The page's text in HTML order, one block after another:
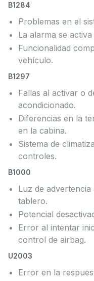
B1284
Problemas en el
La alarma se
Funcionalidad
vehículo.
B1297
Fallas al activar o
acondicionado.
Diferencias en la
en la cabina.
Sistema de
controles.
B1000
Luz de advertencia
tablero.
Potencial
Error al intentar
control de airbag.
U2003
Error en la